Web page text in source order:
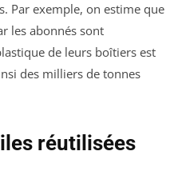
Par exemple, on estime que
les abonnés sont
de leurs boîtiers est
des milliers de tonnes
réutilisées